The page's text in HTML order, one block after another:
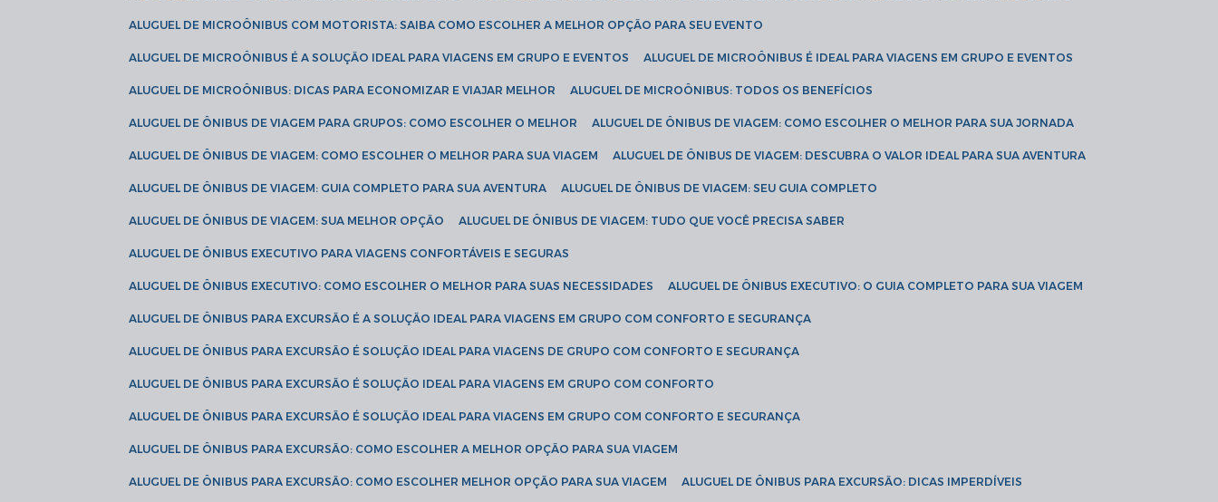
ALUGUEL DE MICROÔNIBUS COM MOTORISTA: SAIBA COMO ESCOLHER A MELHOR OPÇÃO PARA SEU EVENTO
ALUGUEL DE MICROÔNIBUS É A SOLUÇÃO IDEAL PARA VIAGENS EM GRUPO E EVENTOS ALUGUEL DE MICROÔNIBUS É IDEAL PARA VIAGENS EM GRUPO E EVENTOS
ALUGUEL DE MICROÔNIBUS: DICAS PARA ECONOMIZAR E VIAJAR MELHOR ALUGUEL DE MICROÔNIBUS: TODOS OS BENEFÍCIOS
ALUGUEL DE ÔNIBUS DE VIAGEM PARA GRUPOS: COMO ESCOLHER O MELHOR ALUGUEL DE ÔNIBUS DE VIAGEM: COMO ESCOLHER O MELHOR PARA SUA JORNADA
ALUGUEL DE ÔNIBUS DE VIAGEM: COMO ESCOLHER O MELHOR PARA SUA VIAGEM ALUGUEL DE ÔNIBUS DE VIAGEM: DESCUBRA O VALOR IDEAL PARA SUA AVENTURA
ALUGUEL DE ÔNIBUS DE VIAGEM: GUIA COMPLETO PARA SUA AVENTURA ALUGUEL DE ÔNIBUS DE VIAGEM: SEU GUIA COMPLETO
ALUGUEL DE ÔNIBUS DE VIAGEM: SUA MELHOR OPÇÃO ALUGUEL DE ÔNIBUS DE VIAGEM: TUDO QUE VOCÊ PRECISA SABER
ALUGUEL DE ÔNIBUS EXECUTIVO PARA VIAGENS CONFORTÁVEIS E SEGURAS
ALUGUEL DE ÔNIBUS EXECUTIVO: COMO ESCOLHER O MELHOR PARA SUAS NECESSIDADES ALUGUEL DE ÔNIBUS EXECUTIVO: O GUIA COMPLETO PARA SUA VIAGEM
ALUGUEL DE ÔNIBUS PARA EXCURSÃO É A SOLUÇÃO IDEAL PARA VIAGENS EM GRUPO COM CONFORTO E SEGURANÇA
ALUGUEL DE ÔNIBUS PARA EXCURSÃO É SOLUÇÃO IDEAL PARA VIAGENS DE GRUPO COM CONFORTO E SEGURANÇA
ALUGUEL DE ÔNIBUS PARA EXCURSÃO É SOLUÇÃO IDEAL PARA VIAGENS EM GRUPO COM CONFORTO
ALUGUEL DE ÔNIBUS PARA EXCURSÃO É SOLUÇÃO IDEAL PARA VIAGENS EM GRUPO COM CONFORTO E SEGURANÇA
ALUGUEL DE ÔNIBUS PARA EXCURSÃO: COMO ESCOLHER A MELHOR OPÇÃO PARA SUA VIAGEM
ALUGUEL DE ÔNIBUS PARA EXCURSÃO: COMO ESCOLHER MELHOR OPÇÃO PARA SUA VIAGEM ALUGUEL DE ÔNIBUS PARA EXCURSÃO: DICAS IMPERDÍVEIS